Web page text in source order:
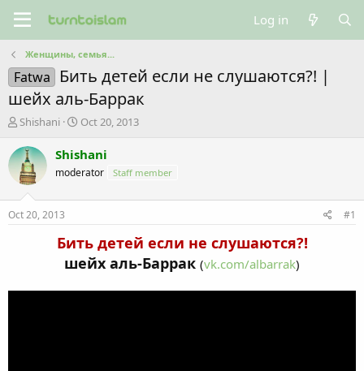
Log in
Женщины, семья...
Fatwa
Бить детей если не слушаются?! |
шейх аль-Баррак
T
r
e
a
s
t
Shishani
S
a
t
e
Oct 20, 2013
Shishani
moderator Staff member
Oct 20, 2013 #1
Бить детей если не слушаются?!
шейх аль-Баррак (vk.com/albarrak)